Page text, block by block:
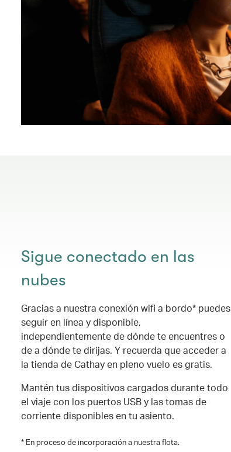
Sigue conectado en las
nubes
Gracias a nuestra conexión wifi a bordo* puedes
seguir en línea y disponible,
independientemente de dónde te encuentres o
de a dónde te dirijas. Y recuerda que acceder a
la tienda de Cathay en pleno vuelo es gratis.
Mantén tus dispositivos cargados durante todo
el viaje con los puertos USB y las tomas de
corriente disponibles en tu asiento.
* En proceso de incorporación a nuestra flota.